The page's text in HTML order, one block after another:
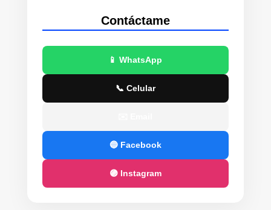
Contáctame
📱 WhatsApp
📞 Celular
🔵 Facebook
🟣 Instagram